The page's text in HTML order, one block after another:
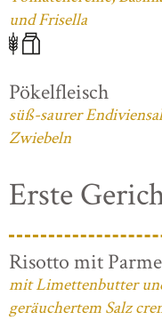
und Frisella
Pökelfleisch
süß-saurer
Zwiebeln
Erste
Risotto mit
mit Limettenbutter
geräuchertem Salz